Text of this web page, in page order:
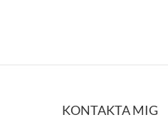
KONTAKTA MIG